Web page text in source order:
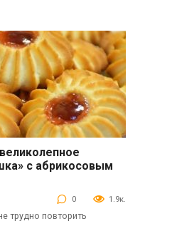
с абрикосовым
0 1.9к.
трудно повторить